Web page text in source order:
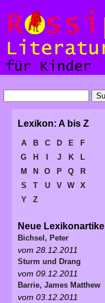
Lexikon: A bis Z
A B C D E
F
G
H J K
L
M
N O P Q
R
S
T U V W
X
Y
Z
Neue Lexikonartikel
Bichsel, Peter
vom 28.12.2011
Sturm und Drang
vom 09.12.2011
Barrie, James Matthew
vom 03.12.2011